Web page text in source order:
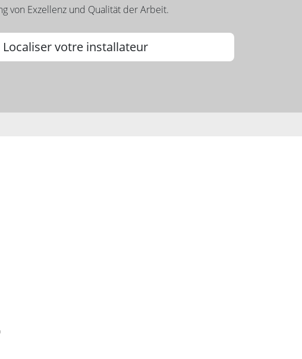
von Exzellenz und Qualität der Arbeit.
Localiser votre installateur